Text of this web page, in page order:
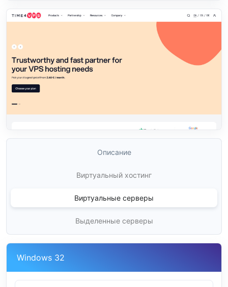
Описание
Виртуальный хостинг
Виртуальные серверы
Выделенные серверы
Windows 32